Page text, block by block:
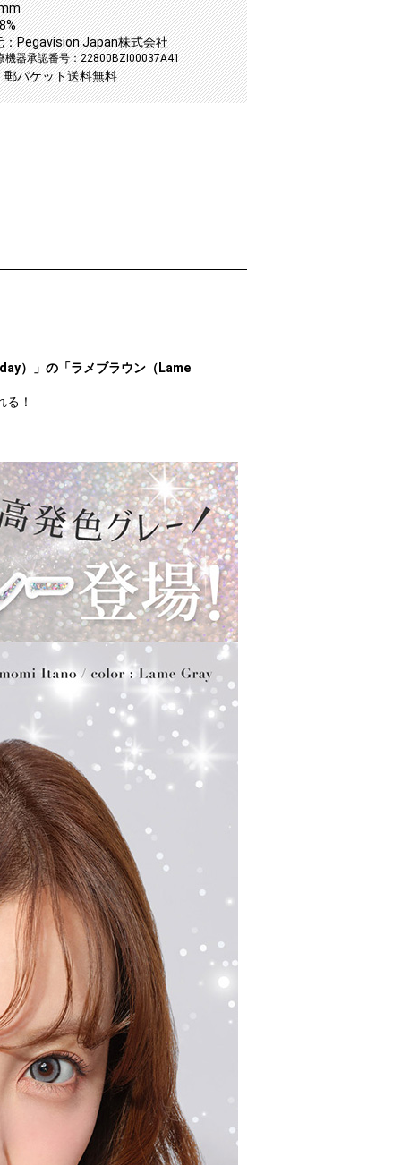
：Pegavision Japan株式会社
機器承認番号：22800BZI00037A41
郵パケット送料無料
）」の「ラメブラウン（Lame
！